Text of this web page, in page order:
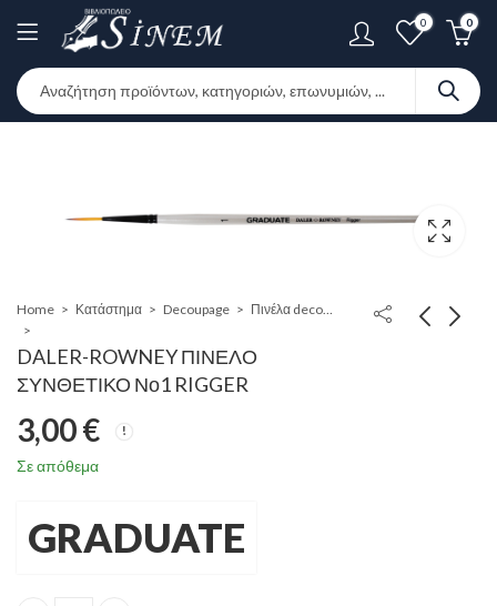
0 0
Home Κατάστημα Decoupage
DALER-ROWNEY ΠΙΝΕΛΟ
ΣΥΝΘΕΤΙΚΟ Νο1 RIGGER
3,00€
Σε απόθεμα
GRADUATE